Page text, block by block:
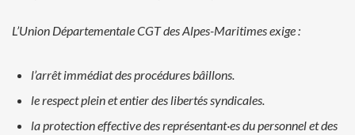
L’Union Départementale CGT des Alpes-Maritimes exige :
l’arrêt immédiat des procédures bâillons.
le respect plein et entier des libertés syndicales.
la protection effective des représentant·es du personnel et des